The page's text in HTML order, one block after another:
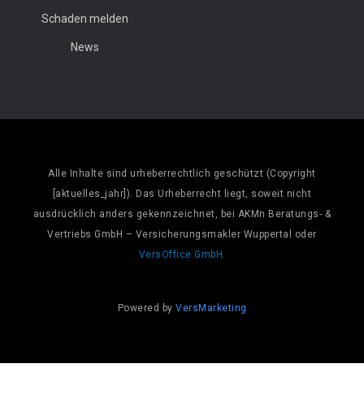
Schaden melden
News
Alle Inhalte sind urheberrechtlich geschützt (Copyright
[aktuelles_jahr]). Das Urheberrecht liegt, soweit nicht
ausdrücklich anders gekennzeichnet, bei AKMn Beratungs- &
Vertriebs GmbH – Versicherungsmakler Wuppertal oder
VersOffice GmbH .
Powered by VersMarketing